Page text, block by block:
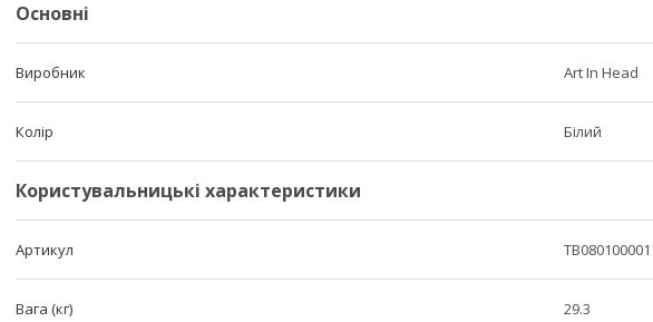
Основні
Виробник Art In Head
Колір Білий
Користувальницькі характеристики
Артикул
Вага (кг) 29.3